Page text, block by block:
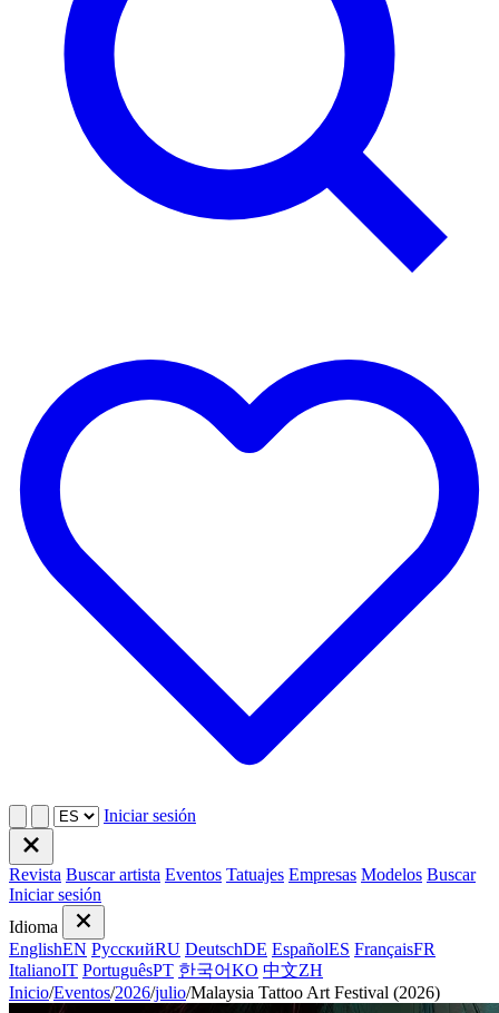
Iniciar sesión
Revista Buscar artista Eventos Tatuajes Empresas Modelos Buscar
Iniciar sesión
Idioma
EnglishEN РусскийRU DeutschDE EspañolES FrançaisFR
ItalianoIT PortuguêsPT 한국어KO 中文ZH
Inicio/Eventos/2026/julio/Malaysia Tattoo Art Festival (2026)